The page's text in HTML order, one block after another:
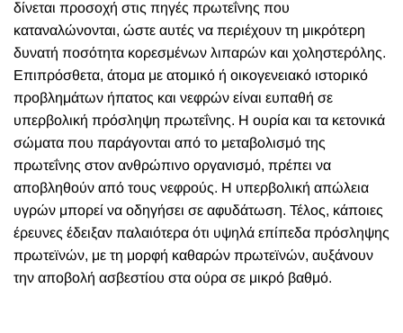
δίνεται προσοχή στις πηγές πρωτεΐνης που
καταναλώνονται, ώστε αυτές να περιέχουν τη μικρότερη
δυνατή ποσότητα κορεσμένων λιπαρών και χοληστερόλης.
Επιπρόσθετα, άτομα με ατομικό ή οικογενειακό ιστορικό
προβλημάτων ήπατος και νεφρών είναι ευπαθή σε
υπερβολική πρόσληψη πρωτεΐνης. Η ουρία και τα κετονικά
σώματα που παράγονται από το μεταβολισμό της
πρωτεΐνης στον ανθρώπινο οργανισμό, πρέπει να
αποβληθούν από τους νεφρούς. Η υπερβολική απώλεια
υγρών μπορεί να οδηγήσει σε αφυδάτωση. Τέλος, κάποιες
έρευνες έδειξαν παλαιότερα ότι υψηλά επίπεδα πρόσληψης
πρωτεϊνών, με τη μορφή καθαρών πρωτεϊνών, αυξάνουν
την αποβολή ασβεστίου στα ούρα σε μικρό βαθμό.